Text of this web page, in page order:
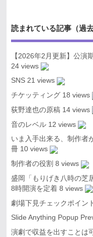
読まれている記事（過去
【2026年2月更新】公演
24 views
SNS 21 views
チケッティング 18 views
荻野達也の原稿 14 views
音のレベル 12 views
いま入手出来る、制作者
冊 10 views
制作者の役割 8 views
盛岡「もりげき八時の芝
8時開演を定着 8 views
劇場下見チェックポイン
Slide Anything Popup
演劇で収益を出すことは